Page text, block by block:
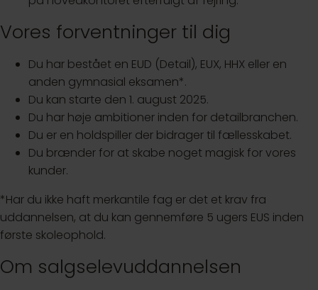
Vores forventninger til dig
Du har bestået en EUD (Detail), EUX, HHX eller en
anden gymnasial eksamen*.
Du kan starte den 1. august 2025.
Du har høje ambitioner inden for detailbranchen.
Du er en holdspiller der bidrager til fællesskabet.
Du brænder for at skabe noget magisk for vores
kunder.
*Har du ikke haft merkantile fag er det et krav fra
uddannelsen, at du kan gennemføre 5 ugers EUS inden
første skoleophold.
Om salgselevuddannelsen